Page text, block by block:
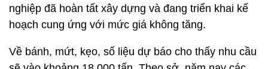
nghiệp đã hoàn tất xây dựng và đang triển khai kế
hoạch cung ứng với mức giá không tăng.
Về bánh, mứt, kẹo, số liệu dự báo cho thấy nhu cầu